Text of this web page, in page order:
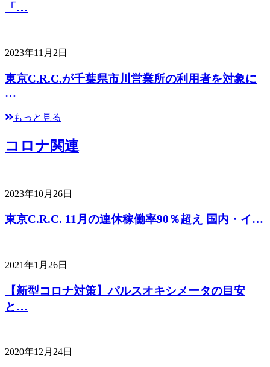
「…
2023年11月2日
東京C.R.C.が千葉県市川営業所の利用者を対象に
…
もっと見る
コロナ関連
2023年10月26日
東京C.R.C. 11月の連休稼働率90％超え 国内・イ…
2021年1月26日
【新型コロナ対策】パルスオキシメータの目安
と…
2020年12月24日